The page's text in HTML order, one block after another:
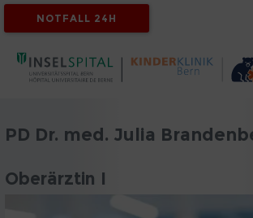
NOTFALL 24H
PD Dr. med. Julia
Oberärztin I